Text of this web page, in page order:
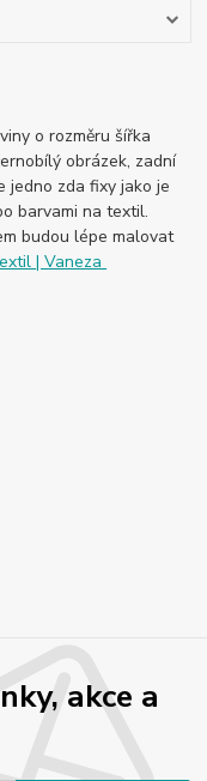
o rozměru šířka
obrázek, zadní
jedno zda fixy jako je
barvami na textil.
budou lépe malovat
| Vaneza
akce a